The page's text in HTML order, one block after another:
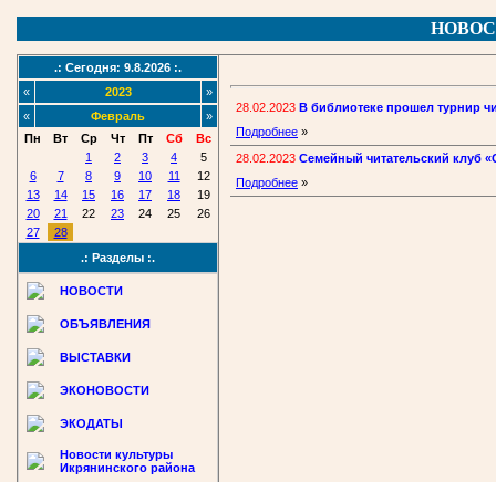
.: Сегодня: 9.8.2026 :.
«
2023
»
«
Февраль
»
Пн
Вт Ср Чт Пт Сб
Вс
1
2 3 4
5
6
7 8 9 10 11
12
13
14 15 16 17 18
19
20
21 22 23 24 25
26
27
28
.: Разделы :.
НОВОСТИ
ОБЪЯВЛЕНИЯ
ВЫСТАВКИ
ЭКОНОВОСТИ
ЭКОДАТЫ
Новости культуры
Икрянинского района
28.02.2023 В библиотеке прошел турнир
Подробнее »
28.02.2023 Семейный читательский клуб
Подробнее »